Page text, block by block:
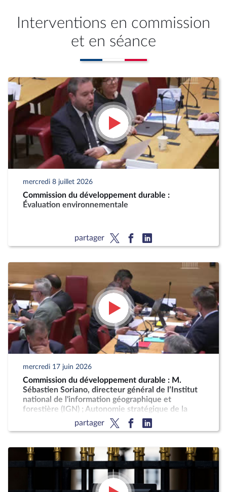
Interventions en commission
et en séance
mercredi 8 juillet 2026
Commission du développement durable :
Évaluation environnementale
partager
mercredi 17 juin 2026
Commission du développement durable : M.
Sébastien Soriano, directeur général de l’Institut
national de l'information géographique et
forestière (IGN) ; Autonomie stratégique de la
France pour la production décarbonée d'engrais
partager